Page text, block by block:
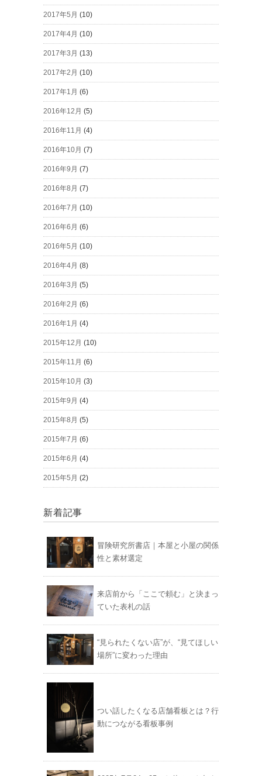
2017年5月 (10)
2017年4月 (10)
2017年3月 (13)
2017年2月 (10)
2017年1月 (6)
2016年12月 (5)
2016年11月 (4)
2016年10月 (7)
2016年9月 (7)
2016年8月 (7)
2016年7月 (10)
2016年6月 (6)
2016年5月 (10)
2016年4月 (8)
2016年3月 (5)
2016年2月 (6)
2016年1月 (4)
2015年12月 (10)
2015年11月 (6)
2015年10月 (3)
2015年9月 (4)
2015年8月 (5)
2015年7月 (6)
2015年6月 (4)
2015年5月 (2)
新着記事
冒険研究所書店｜本屋と小屋の関係
性と素材選定
来店前から「ここで頼む」と決まっ
ていた表札の話
“見られたくない店”が、“見てほしい
場所”に変わった理由
つい話したくなる店舗看板とは？行
動につながる看板事例